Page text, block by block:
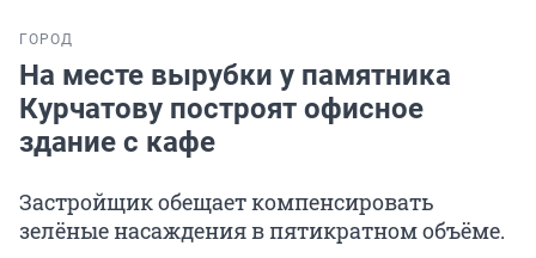
ГОРОД
На месте вырубки у памятника
Курчатову построят офисное
здание с кафе
Застройщик обещает компенсировать
зелёные насаждения в пятикратном объёме.